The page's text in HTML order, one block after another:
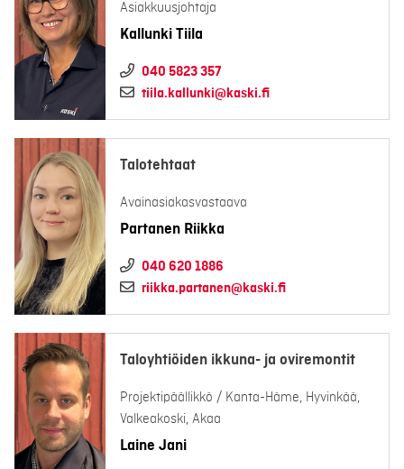
Asiakkuusjohtaja
Kallunki Tiila
040 5823 357
tiila.kallunki@kaski.fi
Talotehtaat
Avainasiakasvastaava
Partanen Riikka
040 620 1886
riikka.partanen@kaski.fi
Taloyhtiöiden ikkuna- ja oviremontit
Projektipäällikkö / Kanta-Häme, Hyvinkää,
Valkeakoski, Akaa
Laine Jani